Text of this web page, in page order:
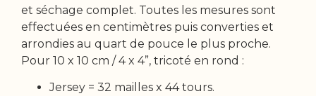
et séchage complet. Toutes les mesures sont
effectuées en centimètres puis converties et
arrondies au quart de pouce le plus proche.
Pour 10 x 10 cm / 4 x 4”, tricoté en rond :
Jersey = 32 mailles x 44 tours.